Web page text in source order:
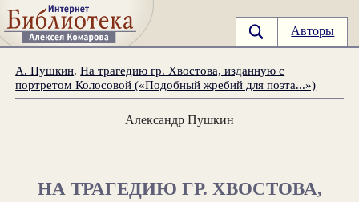
Авторы
А. Пушкин.На трагедию гр. Хвостова, изданную с
портретом Колосовой («Подобный жребий для поэта...»)
Александр Пушкин
НА ТРАГЕДИЮ ГР. ХВОСТОВА,